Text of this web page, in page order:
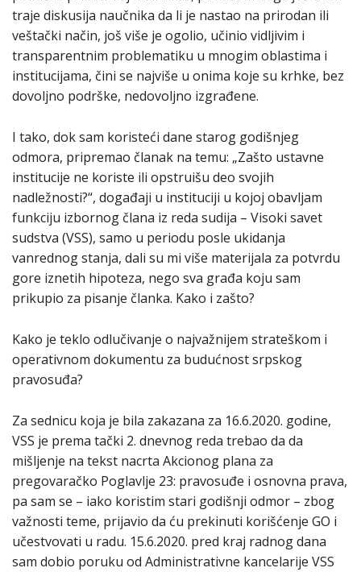
traje diskusija naučnika da li je nastao na prirodan ili
veštački način, još više je ogolio, učinio vidljivim i
transparentnim problematiku u mnogim oblastima i
institucijama, čini se najviše u onima koje su krhke, bez
dovoljno podrške, nedovoljno izgrađene.
I tako, dok sam koristeći dane starog godišnjeg
odmora, pripremao članak na temu: „Zašto ustavne
institucije ne koriste ili opstruišu deo svojih
nadležnosti?“, događaji u instituciji u kojoj obavljam
funkciju izbornog člana iz reda sudija – Visoki savet
sudstva (VSS), samo u periodu posle ukidanja
vanrednog stanja, dali su mi više materijala za potvrdu
gore iznetih hipoteza, nego sva građa koju sam
prikupio za pisanje članka. Kako i zašto?
Kako je teklo odlučivanje o najvažnijem strateškom i
operativnom dokumentu za budućnost srpskog
pravosuđa?
Za sednicu koja je bila zakazana za 16.6.2020. godine,
VSS je prema tački 2. dnevnog reda trebao da da
mišljenje na tekst nacrta Akcionog plana za
pregovaračko Poglavlje 23: pravosuđe i osnovna prava,
pa sam se – iako koristim stari godišnji odmor – zbog
važnosti teme, prijavio da ću prekinuti korišćenje GO i
učestvovati u radu. 15.6.2020. pred kraj radnog dana
sam dobio poruku od Administrativne kancelarije VSS